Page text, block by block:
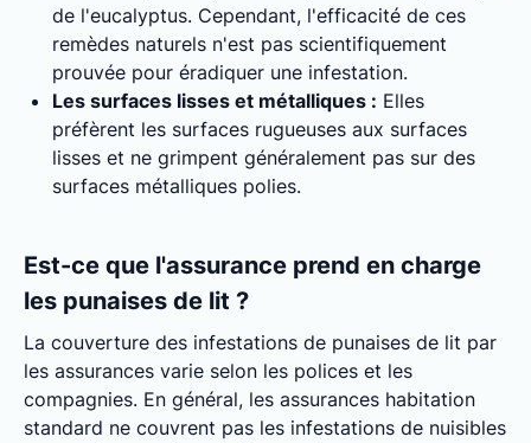
de l'eucalyptus. Cependant, l'efficacité de ces
remèdes naturels n'est pas scientifiquement
prouvée pour éradiquer une infestation.
Les surfaces lisses et métalliques : Elles
préfèrent les surfaces rugueuses aux surfaces
lisses et ne grimpent généralement pas sur des
surfaces métalliques polies.
Est-ce que l'assurance prend en charge
les punaises de lit ?
La couverture des infestations de punaises de lit par
les assurances varie selon les polices et les
compagnies. En général, les assurances habitation
standard ne couvrent pas les infestations de nuisibles